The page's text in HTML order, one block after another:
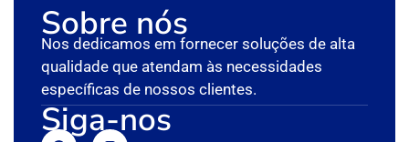
Sobre nós
Nos dedicamos em fornecer soluções de alta
qualidade que atendam às necessidades
específicas de nossos clientes.
Siga-nos